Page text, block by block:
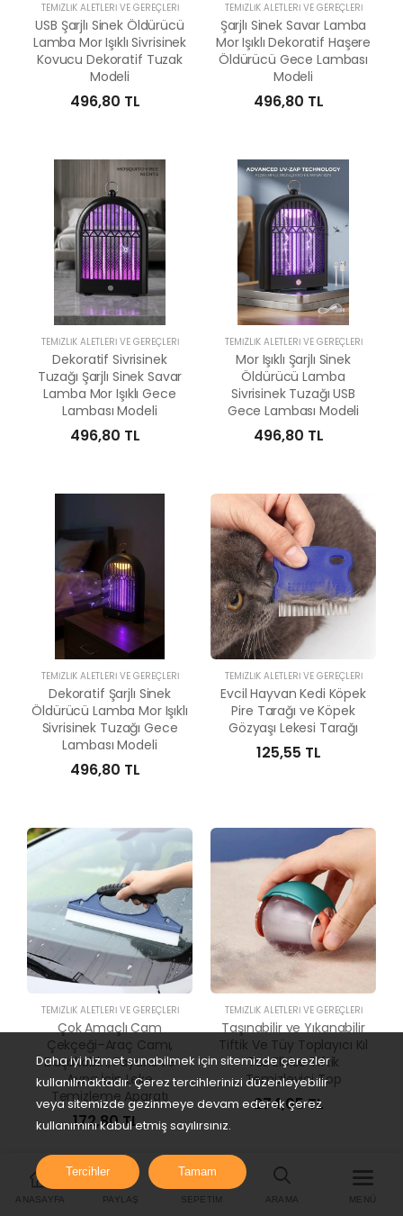
TEMIZLIK ALETLERI VE GEREÇLERI
USB Şarjlı Sinek Öldürücü
Lamba Mor Işıklı Sivrisinek
Kovucu Dekoratif Tuzak
Modeli
496,80 TL
TEMIZLIK ALETLERI VE GEREÇLERI
Şarjlı Sinek Savar Lamba
Mor Işıklı Dekoratif Haşere
Öldürücü Gece Lambası
Modeli
496,80 TL
TEMIZLIK ALETLERI VE GEREÇLERI
Dekoratif Sivrisinek
Tuzağı Şarjlı Sinek Savar
Lamba Mor Işıklı Gece
Lambası Modeli
496,80 TL
TEMIZLIK ALETLERI VE GEREÇLERI
Mor Işıklı Şarjlı Sinek
Öldürücü Lamba
Sivrisinek Tuzağı USB
Gece Lambası Modeli
496,80 TL
TEMIZLIK ALETLERI VE GEREÇLERI
Dekoratif Şarjlı Sinek
Öldürücü Lamba Mor Işıklı
Sivrisinek Tuzağı Gece
Lambası Modeli
496,80 TL
TEMIZLIK ALETLERI VE GEREÇLERI
Evcil Hayvan Kedi Köpek
Pire Tarağı ve Köpek
Gözyaşı Lekesi Tarağı
125,55 TL
TEMIZLIK ALETLERI VE GEREÇLERI
Çok Amaçlı Cam
Çekçeği–Araç Camı,
Duşakabin, Fayans ve
Ayna İçin Leke
Temizleme Aparatı
172,80 TL
TEMIZLIK ALETLERI VE GEREÇLERI
Taşınabilir ve Yıkanabilir
Tiftik Ve Tüy Toplayıcı Kıl
Toz Elbise Tiftik
Temizleyici Top
274,05 TL
ANASAYFA PAYLAŞ SEPETIM ARAMA MENÜ
Daha iyi hizmet sunabilmek için sitemizde çerezler
kullanılmaktadır. Çerez tercihlerinizi düzenleyebilir
veya sitemizde gezinmeye devam ederek çerez
kullanımını kabul etmiş sayılırsınız.
Tercihler Tamam